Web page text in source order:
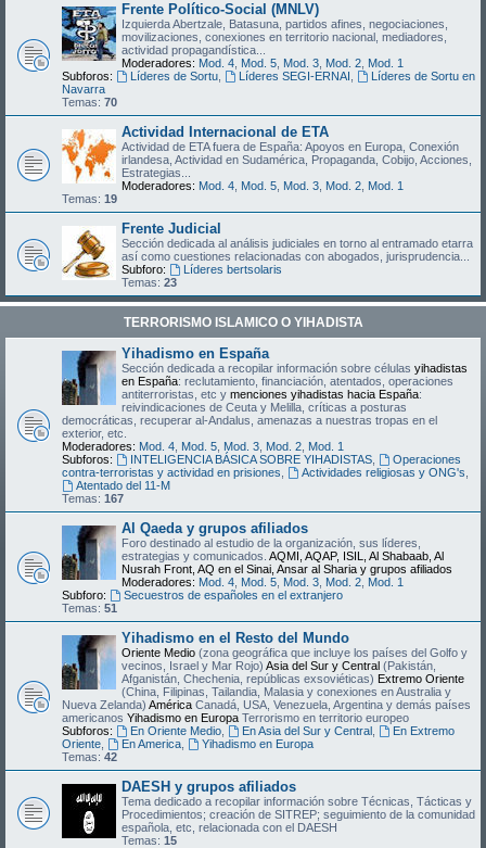
Frente Político-Social (MNLV)
Izquierda Abertzale, Batasuna, partidos afines, negociaciones,
movilizaciones, conexiones en territorio nacional, mediadores,
actividad propagandística...
Moderadores: Mod. 4 Mod. 5 Mod. 3 Mod. 2 Mod. 1
Subforos:
Líderes de Sortu, Líderes SEGI-ERNAI
Líderes de Sortu en
Navarra
Temas: 70
Actividad Internacional de ETA
Actividad de ETA fuera de España: Apoyos en Europa, Conexión
irlandesa, Actividad en Sudamérica, Propaganda, Cobijo, Acciones,
Estrategias...
Moderadores: Mod. 4 Mod. 5 Mod. 3 Mod. 2 Mod. 1
Temas: 19
Frente Judicial
Sección dedicada al análisis judiciales en torno al entramado etarra
así como cuestiones relacionadas con abogados, jurisprudencia...
Subforo:
Líderes bertsolaris
Temas: 23
TERRORISMO ISLAMICO O YIHADISTA
Yihadismo en España
Sección dedicada a recopilar información sobre células yihadistas
en España: reclutamiento, financiación, atentados, operaciones
antiterroristas, etc y menciones yihadistas hacia España:
reivindicaciones de Ceuta y Melilla, críticas a posturas
democráticas, recuperar al-Andalus, amenazas a nuestras tropas en el
exterior, etc.
Moderadores: Mod. 4 Mod. 5 Mod. 3 Mod. 2 Mod. 1
Subforos:
INTELIGENCIA BÁSICA SOBRE YIHADISTAS,
Operaciones
contra-terroristas y actividad en prisiones
Actividades religiosas y ONG's
Atentado del 11-M
Temas: 167
Al Qaeda y grupos afiliados
Foro destinado al estudio de la organización, sus líderes,
estrategias y comunicados. AQMI, AQAP, ISIL, Al Shabaab, Al
Nusrah Front, AQ en el Sinai, Ansar al Sharia y grupos afiliados
Moderadores: Mod. 4 Mod. 5 Mod. 3 Mod. 2 Mod. 1
Subforo:
Secuestros de españoles en el extranjero
Temas: 51
Yihadismo en el Resto del Mundo
Oriente Medio (zona geográfica que incluye los países del Golfo y
vecinos, Israel y Mar Rojo) Asia del Sur y Central (Pakistán,
Afganistán, Chechenia, repúblicas exsoviéticas) Extremo Oriente
(China, Filipinas, Tailandia, Malasia y conexiones en Australia y
Nueva Zelanda) América Canadá, USA, Venezuela, Argentina y demás países
americanos Yihadismo en Europa Terrorismo en territorio europeo
Subforos:
En Oriente Medio, En Asia del Sur y Central,
En Extremo
Oriente
En America,
Yihadismo en Europa
Temas: 42
DAESH y grupos afiliados
Tema dedicado a recopilar información sobre Técnicas, Tácticas y
Procedimientos; creación de SITREP; seguimiento de la comunidad
española, etc, relacionada con el DAESH
Temas: 15